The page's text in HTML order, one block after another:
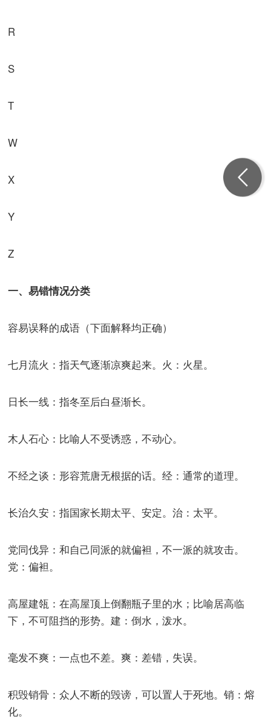
R
S
T
W
X
Y
Z
一、易错情况分类
容易误释的成语（下面解释均正确）
七月流火：指天气逐渐凉爽起来。火：火星。
日长一线：指冬至后白昼渐长。
木人石心：比喻人不受诱惑，不动心。
不经之谈：形容荒唐无根据的话。经：通常的道理。
长治久安：指国家长期太平、安定。治：太平。
党同伐异：和自己同派的就偏袒，不一派的就攻击。
党：偏袒。
高屋建瓴：在高屋顶上倒翻瓶子里的水；比喻居高临
下，不可阻挡的形势。建：倒水，泼水。
毫发不爽：一点也不差。爽：差错，失误。
积毁销骨：众人不断的毁谤，可以置人于死地。销：熔
化。